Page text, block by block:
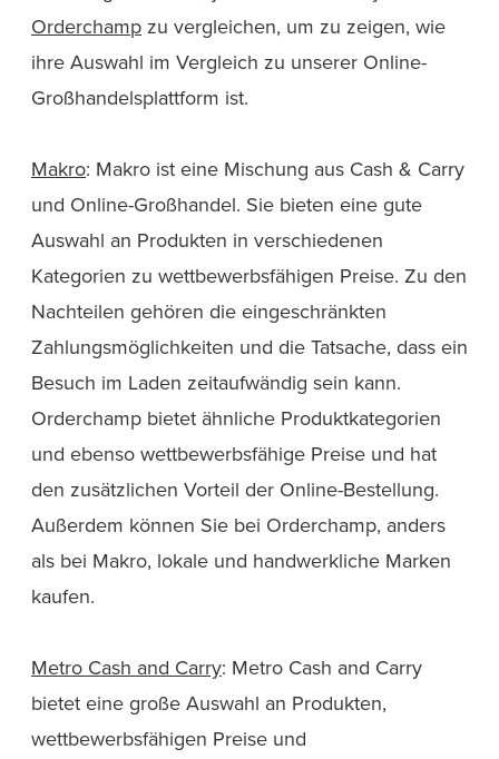
Orderchamp zu vergleichen, um zu zeigen, wie
ihre Auswahl im Vergleich zu unserer Online-
Großhandelsplattform ist.
Makro: Makro ist eine Mischung aus Cash & Carry
und Online-Großhandel. Sie bieten eine gute
Auswahl an Produkten in verschiedenen
Kategorien zu wettbewerbsfähigen Preise. Zu den
Nachteilen gehören die eingeschränkten
Zahlungsmöglichkeiten und die Tatsache, dass ein
Besuch im Laden zeitaufwändig sein kann.
Orderchamp bietet ähnliche Produktkategorien
und ebenso wettbewerbsfähige Preise und hat
den zusätzlichen Vorteil der Online-Bestellung.
Außerdem können Sie bei Orderchamp, anders
als bei Makro, lokale und handwerkliche Marken
kaufen.
Metro Cash and Carry: Metro Cash and Carry
bietet eine große Auswahl an Produkten,
wettbewerbsfähigen Preise und